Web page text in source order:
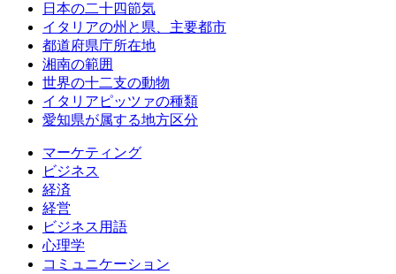
日本の二十四節気
イタリアの州と県、主要都市
都道府県庁所在地
湘南の範囲
世界の十二支の動物
イタリアピッツァの種類
愛知県が属する地方区分
マーケティング
ビジネス
経済
経営
ビジネス用語
心理学
コミュニケーション